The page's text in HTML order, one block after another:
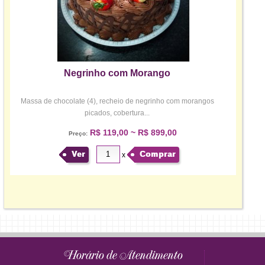
Negrinho com Morango
Massa de chocolate (4), recheio de negrinho com morangos
picados, cobertura...
Preço: R$ 119,00 ~ R$ 899,00
Ver x Comprar
Horário de Atendimento